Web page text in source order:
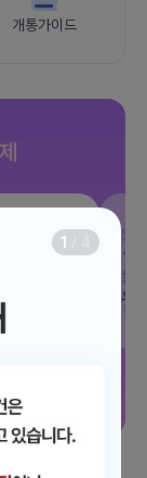
개통가이드
통
1